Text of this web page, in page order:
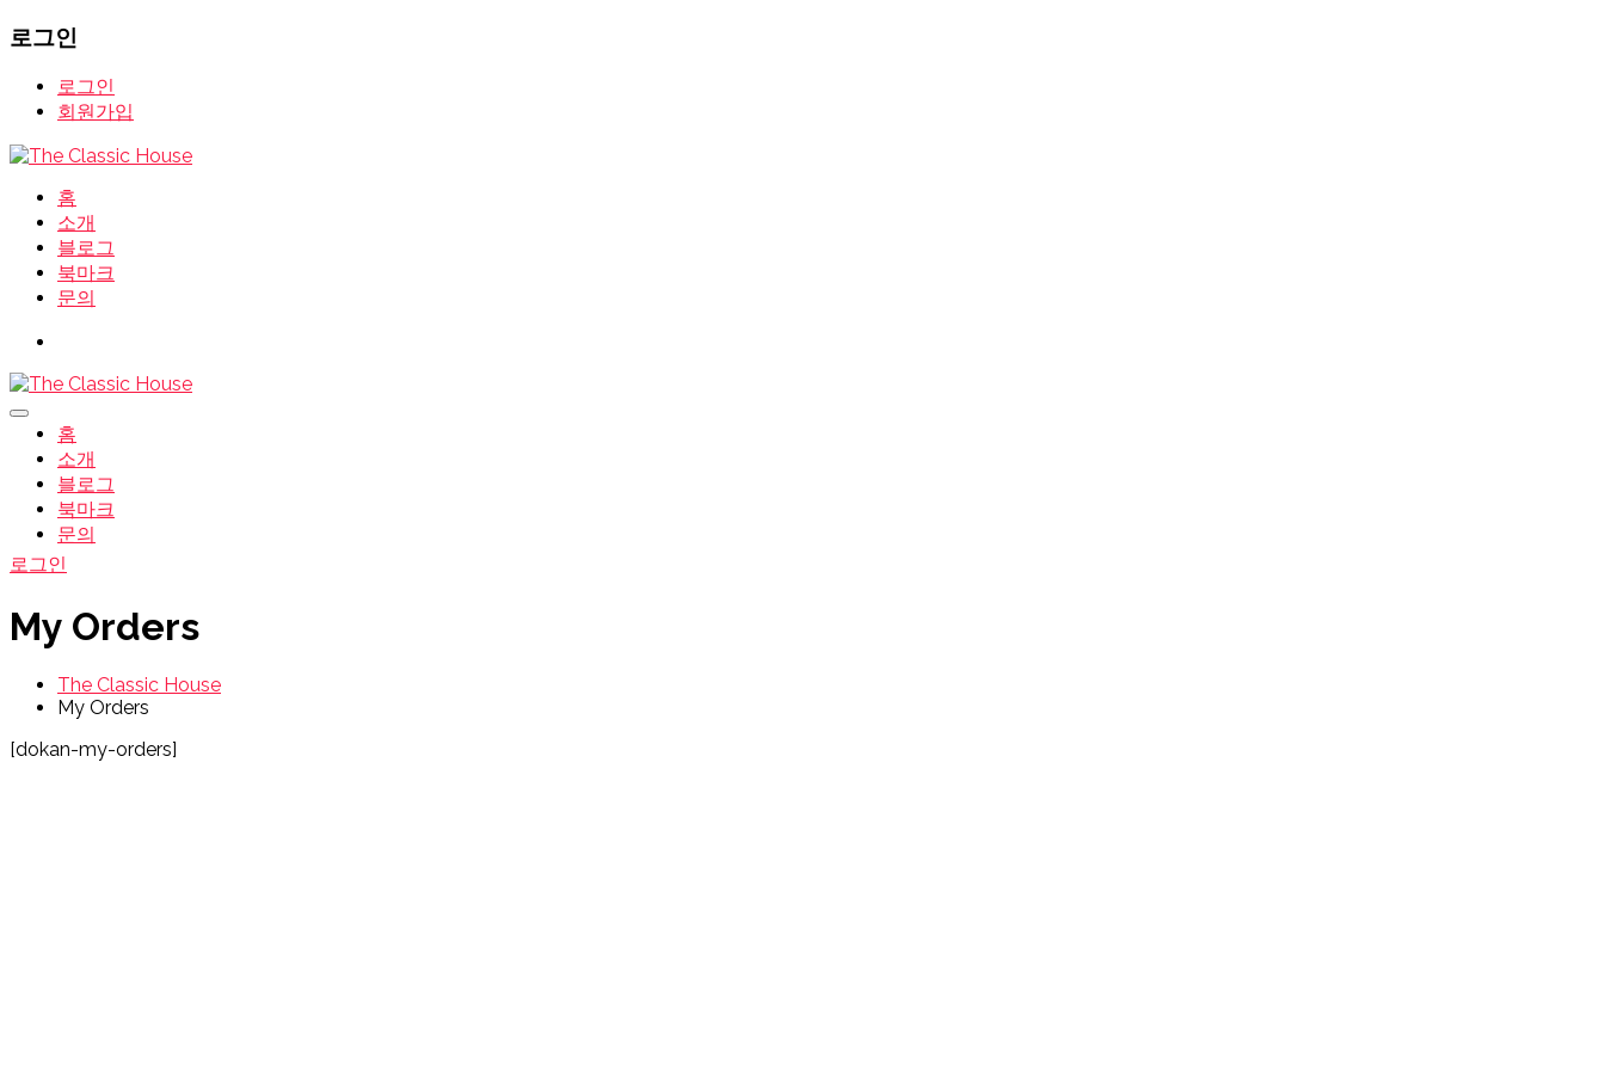
로그인
로그인
회원가입
홈
소개
블로그
북마크
문의
홈
소개
블로그
북마크
문의
로그인
My Orders
The Classic House
My Orders
[dokan-my-orders]